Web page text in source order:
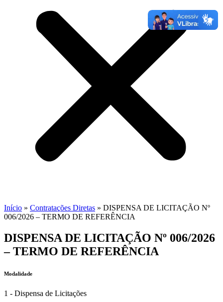
Início » Contratações Diretas » DISPENSA DE LICITAÇÃO Nº
006/2026 – TERMO DE REFERÊNCIA
DISPENSA DE LICITAÇÃO Nº 006/2026
– TERMO DE REFERÊNCIA
Modalidade
1 - Dispensa de Licitações